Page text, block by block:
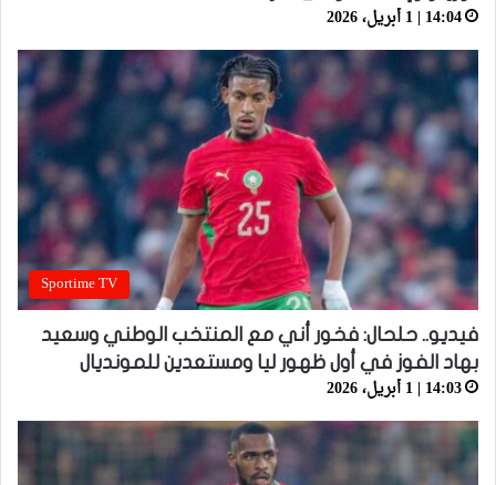
14:04 | 1 أبريل، 2026
Sportime TV
فيديو.. حلحال: فخور أني مع المنتخب الوطني وسعيد
بهاد الفوز في أول ظهور ليا ومستعدين للمونديال
14:03 | 1 أبريل، 2026